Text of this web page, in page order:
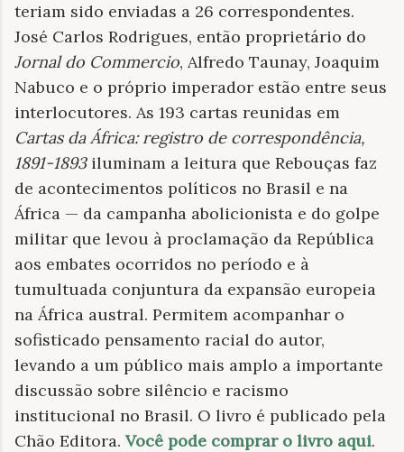
teriam sido enviadas a 26 correspondentes.
José Carlos Rodrigues, então proprietário do
Jornal do Commercio, Alfredo Taunay, Joaquim
Nabuco e o próprio imperador estão entre seus
interlocutores. As 193 cartas reunidas em
Cartas da África: registro de correspondência,
1891-1893iluminam a leitura que Rebouças faz
de acontecimentos políticos no Brasil e na
África — da campanha abolicionista e do golpe
militar que levou à proclamação da República
aos embates ocorridos no período e à
tumultuada conjuntura da expansão europeia
na África austral. Permitem acompanhar o
sofisticado pensamento racial do autor,
levando a um público mais amplo a importante
discussão sobre silêncio e racismo
institucional no Brasil. O livro é publicado pela
Chão Editora. Você pode comprar o livro aqui.